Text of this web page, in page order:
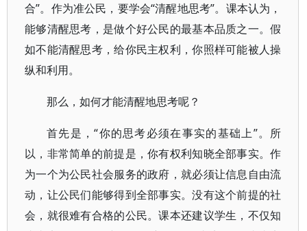
合”。作为准公民，要学会“清醒地思考”。课本认为，
能够清醒思考，是做个好公民的最基本品质之一。假
如不能清醒思考，给你民主权利，你照样可能被人操
纵和利用。
那么，如何才能清醒地思考呢？
首先是，“你的思考必须在事实的基础上”。所
以，非常简单的前提是，你有权利知晓全部事实。作
为一个为公民社会服务的政府，就必须让信息自由流
动，让公民们能够得到全部事实。没有这个前提的社
会，就很难有合格的公民。课本还建议学生，不仅知